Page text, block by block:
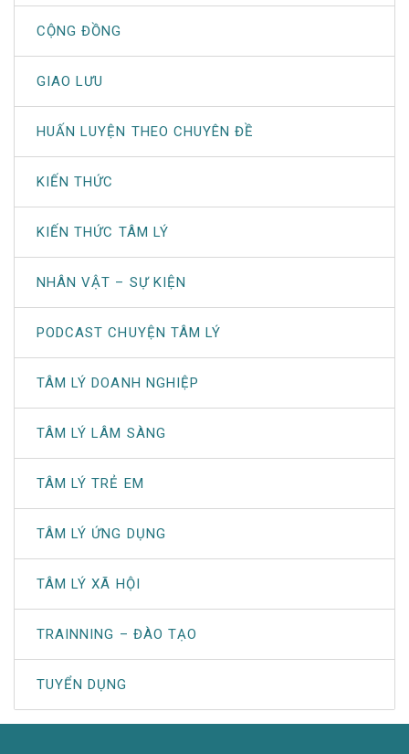
CỘNG ĐỒNG
GIAO LƯU
HUẤN LUYỆN THEO CHUYÊN ĐỀ
KIẾN THỨC
KIẾN THỨC TÂM LÝ
NHÂN VẬT – SỰ KIỆN
PODCAST CHUYỆN TÂM LÝ
TÂM LÝ DOANH NGHIỆP
TÂM LÝ LÂM SÀNG
TÂM LÝ TRẺ EM
TÂM LÝ ỨNG DỤNG
TÂM LÝ XÃ HỘI
TRAINNING – ĐÀO TẠO
TUYỂN DỤNG